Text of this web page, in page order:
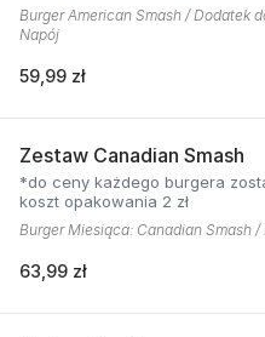
Burger American Smash / Dodatek
Napój
59,99 zł
Zestaw Canadian Smash
*do ceny każdego burgera
koszt opakowania 2 zł
Burger Miesiąca: Canadian Smash
63,99 zł